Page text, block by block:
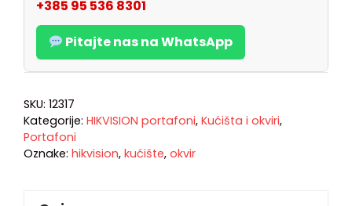
+385 95 536 8301
Pitajte nas na WhatsApp
SKU: 12317
Kategorije: HIKVISION portafoni, Kućišta i okviri,
Portafoni
Oznake: hikvision, kućište, okvir